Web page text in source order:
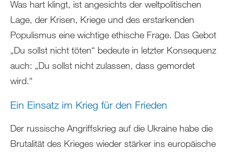
Was hart klingt, ist angesichts der weltpolitischen
Lage, der Krisen, Kriege und des erstarkenden
Populismus eine wichtige ethische Frage. Das Gebot
„Du sollst nicht töten“ bedeute in letzter Konsequenz
auch: „Du sollst nicht zulassen, dass gemordet
wird.“
Ein Einsatz im Krieg für den Frieden
Der russische Angriffskrieg auf die Ukraine habe die
Brutalität des Krieges wieder stärker ins europäische